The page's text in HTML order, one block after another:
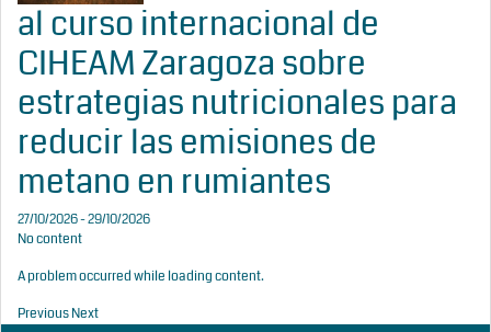
al curso internacional de
CIHEAM Zaragoza sobre
estrategias nutricionales para
reducir las emisiones de
metano en rumiantes
27/10/2026 - 29/10/2026
No content
A problem occurred while loading content.
PreviousNext